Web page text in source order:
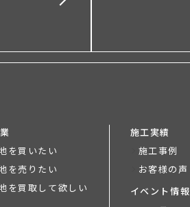
を買いたい
を売りたい
を買取して欲しい
施工実績
施工事例
お客様の声
イベント情報